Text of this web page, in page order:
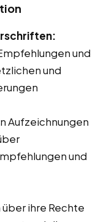
und
und
Aufzeichnungen
und
ihre Rechte